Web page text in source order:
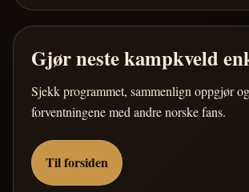
Gjør neste kampkveld
Sjekk programmet, sammenlign oppgjør
forventningene med andre norske fans.
Til forsiden